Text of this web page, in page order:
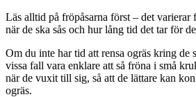
Läs alltid på fröpåsarna först – det
när de ska sås och hur lång tid det tar för
Om du inte har tid att rensa ogräs kring de
vissa fall vara enklare att så fröna i små
när de vuxit till sig, så att de lättare kan
ogräs.